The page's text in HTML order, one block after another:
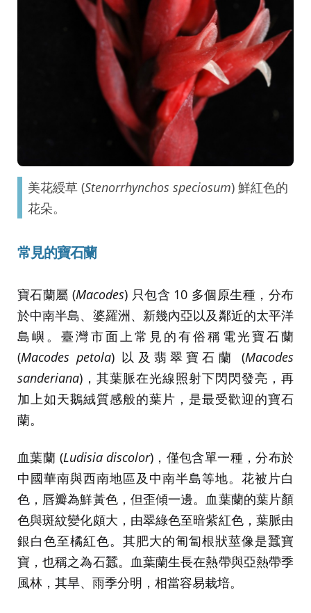
美花綬草 (Stenorrhynchos speciosum) 鮮紅色的
花朵。
常見的寶石蘭
寶石蘭屬 (Macodes) 只包含 10 多個原生種，分布
於中南半島、婆羅洲、新幾內亞以及鄰近的太平洋
島嶼。臺灣市面上常見的有俗稱電光寶石蘭
(Macodes petola) 以及翡翠寶石蘭 (Macodes
sanderiana)，其葉脈在光線照射下閃閃發亮，再
加上如天鵝絨質感般的葉片，是最受歡迎的寶石
蘭。
血葉蘭 (Ludisia discolor)，僅包含單一種，分布於
中國華南與西南地區及中南半島等地。花被片白
色，唇瓣為鮮黃色，但歪傾一邊。血葉蘭的葉片顏
色與斑紋變化頗大，由翠綠色至暗紫紅色，葉脈由
銀白色至橘紅色。其肥大的匍匐根狀莖像是蠶寶
寶，也稱之為石蠶。血葉蘭生長在熱帶與亞熱帶季
風林，其旱、雨季分明，相當容易栽培。